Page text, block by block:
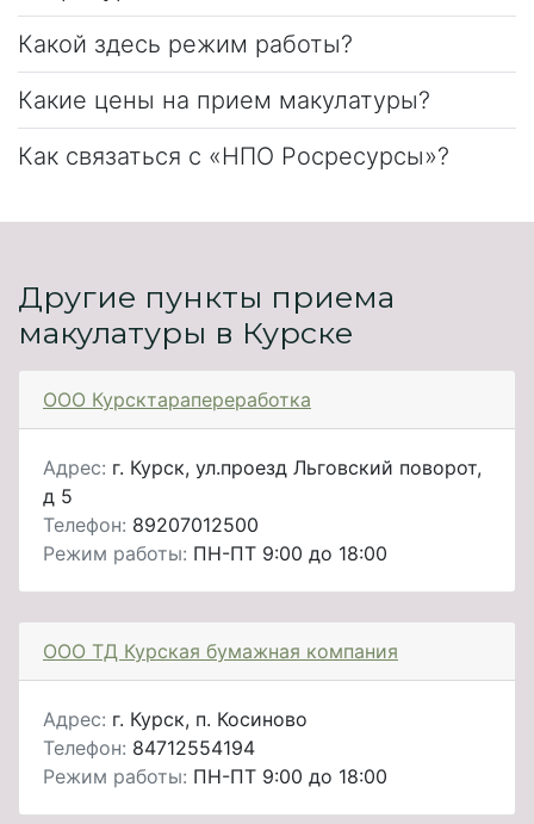
Какой здесь режим работы?
Какие цены на прием макулатуры?
Как связаться с «НПО Росресурсы»?
Другие пункты приема
макулатуры в Курске
ООО Курсктарапереработка
Адрес: г. Курск, ул.проезд Льговский поворот,
д 5
Телефон: 89207012500
Режим работы: ПН-ПТ 9:00 до 18:00
ООО ТД Курская бумажная компания
Адрес: г. Курск, п. Косиново
Телефон: 84712554194
Режим работы: ПН-ПТ 9:00 до 18:00